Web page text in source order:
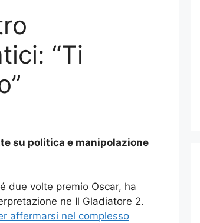
“Ti
su politica e manipolazione
due volte premio Oscar, ha
ne Il Gladiatore 2.
affermarsi nel complesso